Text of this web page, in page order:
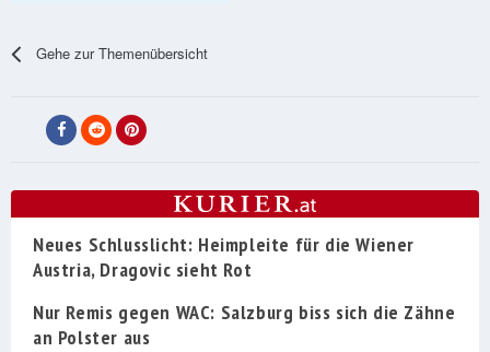
Gehe zur Themenübersicht
Neues Schlusslicht: Heimpleite für die Wiener
Austria, Dragovic sieht Rot
Nur Remis gegen WAC: Salzburg biss sich die Zähne
an Polster aus